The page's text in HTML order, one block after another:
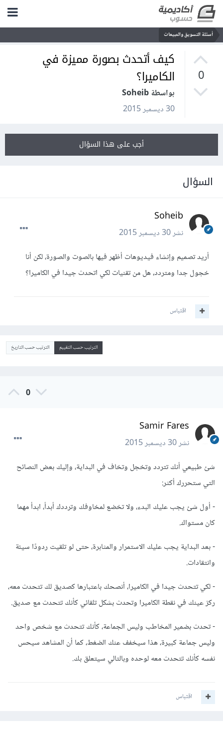
أسئلة التسويق والمبيعات
0
كيف أتحدث بصورة مميزة في
الكاميرا؟
بواسطة Soheib
30 ديسمبر 2015
أجب على هذا السؤال
السؤال
Soheib
نشر30 ديسمبر 2015
أريد تصميم وإنشاء فيديوهات أظهر فيها بالصوت والصورة، لكن أنا
خجول جدا ومتردد، هل من تقنيات لكي اتحدث جيدا في الكاميرا؟
اقتباس
الترتيب حسب التقييم الترتيب حسب التاريخ
0
Samir Fares
نشر30 ديسمبر 2015
شئ طبيعي أنك تتردد وتخجل وتخاف في البداية، وإليك بعض النصائح
التي ستحررك أكثر:
- أول شئ يجب عليك البدء، ولا تخضع لمخاوفك وترددك أبدأ، ابدأ مهما
كان مستواك.
- بعد البداية يجب عليك الاستمرار والمثابرة، حتى لو تلقيت ردودًا سيئة
وانتقادات.
- لكي تتحدث جيدا في الكاميرا، أنصحك باعتبارها كصديق لك تتحدث معه،
ركز عينك في نقطة الكاميرا وتحدث بشكل تلقائي كأنك تتحدث مع صديق.
- تحدث بضمير المخاطب وليس الجماعة، كأنك تتحدث مع شخص واحد
وليس جماعة كبيرة، هذا سيخفف عنك الضغط، كما أن المشاهد سيحس
نفسه كأنك تتحدث معه لوحده وبالتالي سيتعلق بك.
اقتباس